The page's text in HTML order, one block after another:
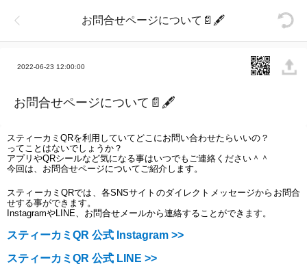
お問合せページについて📄🖋
2022-06-23 12:00:00
お問合せページについて📄🖋
スティーカミQRを利用していてどこにお問い合わせたらいいの？
ってことはないでしょうか？
アプリやQRシールなど気になる事はいつでもご連絡ください＾＾
今回は、お問合せページについてご紹介します。
スティーカミQRでは、各SNSサイトのダイレクトメッセージからお問合
せする事ができます。
InstagramやLINE、お問合せメールから連絡することができます。
スティーカミQR 公式 Instagram >>
スティーカミQR 公式 LINE >>